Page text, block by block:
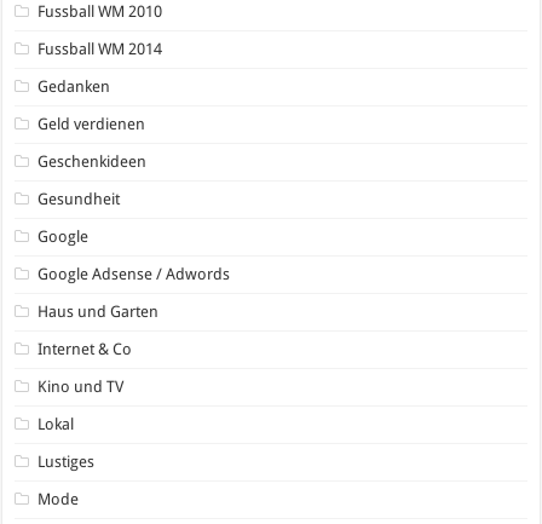
Fussball WM 2010
Fussball WM 2014
Gedanken
Geld verdienen
Geschenkideen
Gesundheit
Google
Google Adsense / Adwords
Haus und Garten
Internet & Co
Kino und TV
Lokal
Lustiges
Mode